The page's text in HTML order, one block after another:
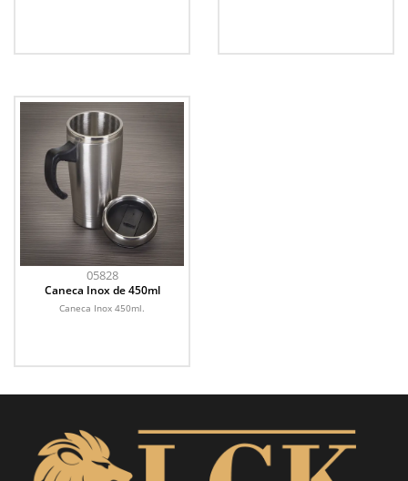
05828
Caneca Inox de 450ml
Caneca Inox 450ml.